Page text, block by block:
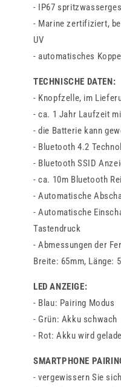
- IP67
- Marine zertifiziert,
UV
- automatisches
TECHNISCHE DATEN:
- Knopfzelle, im
- ca. 1 Jahr Laufzeit
- die Batterie kann
- Bluetooth 4.2
- Bluetooth SSID
- ca. 10m Bluetooth
- Automatische
- Automatische
Tastendruck
- Abmessungen der
Breite: 65mm, Länge:
LED ANZEIGE:
- Blau: Pairing Modus
- Grün: Akku schwach
- Rot: Akku wird
SMARTPHONE
- vergewissern Sie